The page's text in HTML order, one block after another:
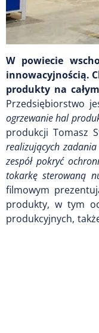
W powiecie
innowacyjnością.
produkty na
Przedsiębiorstwo
ogrzewanie hal
produkcji Tomasz
realizujących
zespół pokryć
tokarkę sterowaną
filmowym
produkty, w tym
produkcyjnych,